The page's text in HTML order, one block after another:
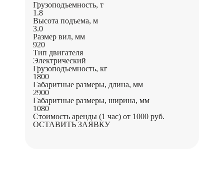
Грузоподъемность, т
1.8
Высота подъема, м
3.0
Размер вил, мм
920
Тип двигателя
Электрический
Грузоподъемность, кг
1800
Габаритные размеры, длина, мм
2900
Габаритные размеры, ширина, мм
1080
Стоимость аренды (1 час) от 1000 руб.
ОСТАВИТЬ ЗАЯВКУ